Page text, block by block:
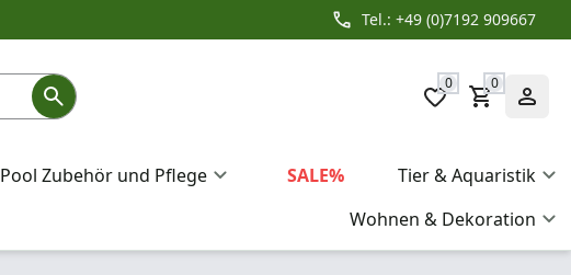
Tel.: +49 (0)7192 909667
0 0
Pool Zubehör und Pflege SALE%
Tier & Aquaristik
Wohnen & Dekoration